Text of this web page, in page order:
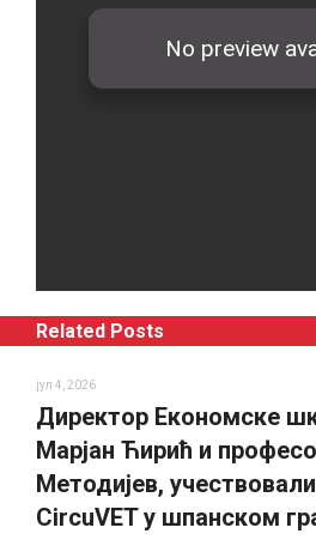
Related Posts
јул 4, 2026
Директор Економске
Марјан Ћирић и
Методијев,
CircuVET у шпанском